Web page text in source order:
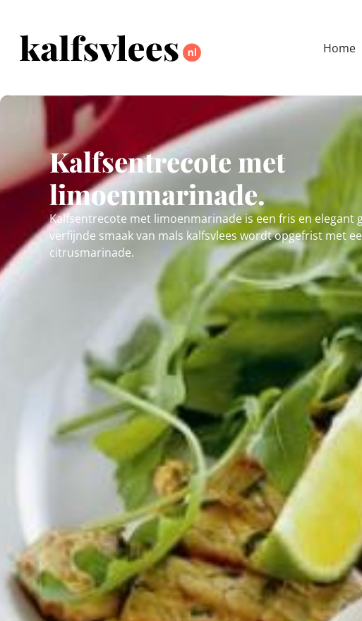
Home
Kalfsentrecote met
limoenmarinade.
Kalfsentrecote met limoenmarinade is een fris en elegant
verfijnde smaak van mals kalfsvlees wordt opgefrist met
citrusmarinade.